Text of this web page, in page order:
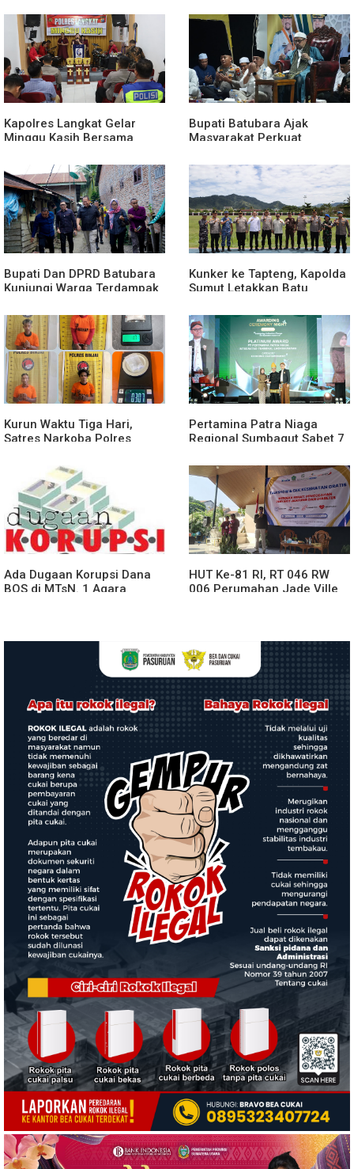
Kapolres Langkat Gelar
Minggu Kasih Bersama
Bupati Batubara Ajak
Masyarakat Perkuat
Rasulullah
Bupati Dan DPRD Batubara
Kunjungi Warga Terdampak
Kunker ke Tapteng, Kapolda
Sumut Letakkan Batu
Rusun Polres Tapanuli
Tengah
Kurun Waktu Tiga Hari,
Satres Narkoba Polres
Terduga Bandar Narkoba
Pertamina Patra Niaga
Regional Sumbagut Sabet 7
Komitmen Nyata Kontribusi
untuk Masyarakat
Ada Dugaan Korupsi Dana
BOS di MTsN. 1 Agara
HUT Ke-81 RI, RT 046 RW
006 Perumahan Jade Ville